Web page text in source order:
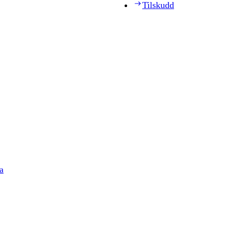
Tilskudd